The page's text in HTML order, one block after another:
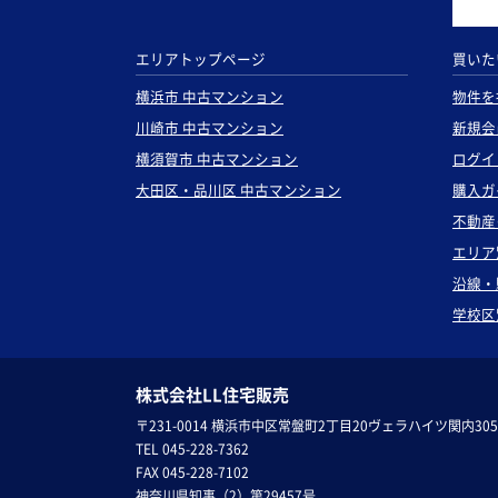
エリアトップページ
横浜市 中古マンション
川崎市 中古マンション
横須賀市 中古マンション
大田区・品川区 中古マンション
買い
物件
新規
ログ
購入
不動
エリ
沿線
学校
株式会社LL住宅販売
〒231-0014 横浜市中区常盤町2丁目20ヴェラハイツ関内305
TEL 045-228-7362
FAX 045-228-7102